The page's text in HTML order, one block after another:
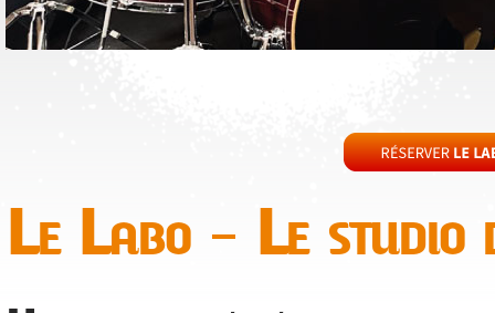
Le Labo – Le studio